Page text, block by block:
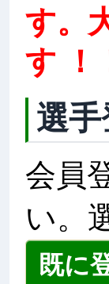
す。
す ！
選
会員
い。
既に